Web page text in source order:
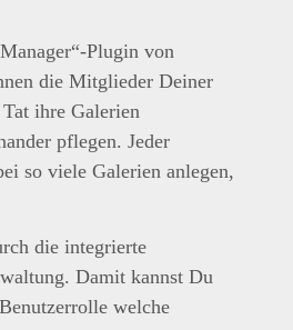
Plugin von
die Mitglieder Deiner
ihre Galerien
pflegen. Jeder
so viele Galerien anlegen,
die integrierte
Damit kannst Du
welche